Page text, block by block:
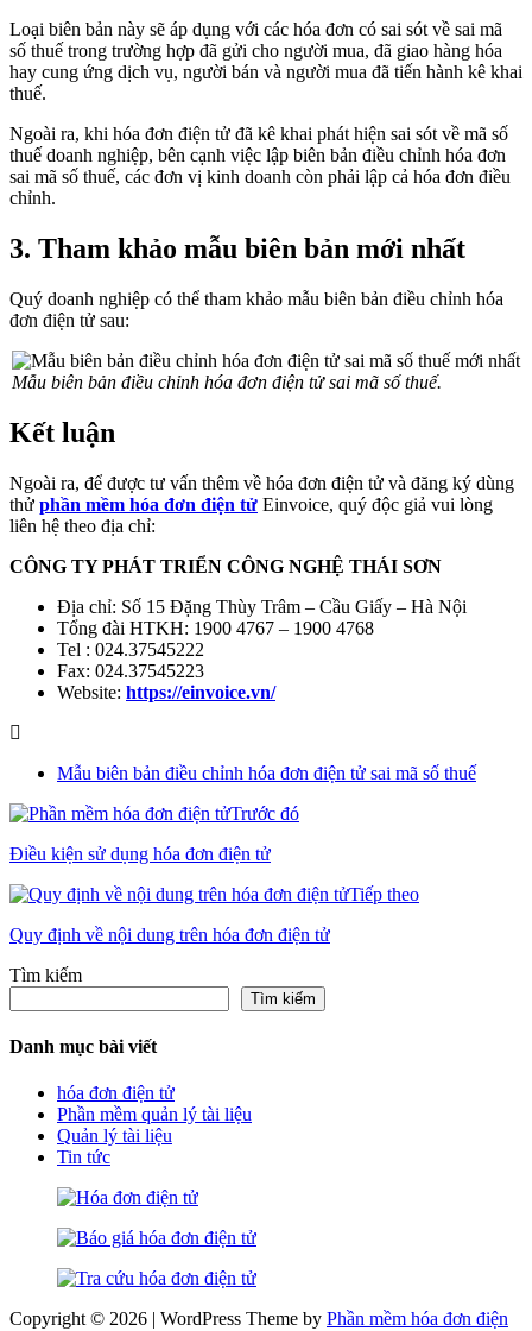
Loại biên bản này sẽ áp dụng với các hóa đơn có sai sót về sai mã
số thuế trong trường hợp đã gửi cho người mua, đã giao hàng hóa
hay cung ứng dịch vụ, người bán và người mua đã tiến hành kê khai
thuế.
Ngoài ra, khi hóa đơn điện tử đã kê khai phát hiện sai sót về mã số
thuế doanh nghiệp, bên cạnh việc lập biên bản điều chỉnh hóa đơn
sai mã số thuế, các đơn vị kinh doanh còn phải lập cả hóa đơn điều
chỉnh.
3. Tham khảo mẫu biên bản mới nhất
Quý doanh nghiệp có thể tham khảo mẫu biên bản điều chỉnh hóa
đơn điện tử sau:
Mẫu biên bản điều chỉnh hóa đơn điện tử sai mã số thuế.
Kết luận
Ngoài ra, để được tư vấn thêm về hóa đơn điện tử và đăng ký dùng
thử phần mềm hóa đơn điện tử Einvoice, quý độc giả vui lòng
liên hệ theo địa chỉ:
CÔNG TY PHÁT TRIỂN CÔNG NGHỆ THÁI SƠN
Địa chỉ: Số 15 Đặng Thùy Trâm – Cầu Giấy – Hà Nội
Tổng đài HTKH: 1900 4767 – 1900 4768
Tel : 024.37545222
Fax: 024.37545223
Website: https://einvoice.vn/
Mẫu biên bản điều chỉnh hóa đơn điện tử sai mã số thuế
Trước đó
Điều kiện sử dụng hóa đơn điện tử
Tiếp theo
Quy định về nội dung trên hóa đơn điện tử
Tìm kiếm
Tìm kiếm
Danh mục bài viết
hóa đơn điện tử
Phần mềm quản lý tài liệu
Quản lý tài liệu
Tin tức
Copyright © 2026 | WordPress Theme by Phần mềm hóa đơn điện